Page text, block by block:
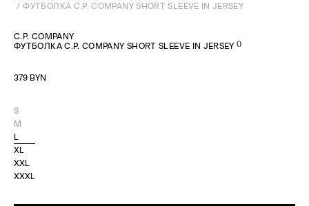
ФУТБОЛКА C.P. COMPANY SHORT SLEEVE IN JERSEY
C.P. COMPANY
ФУТБОЛКА C.P. COMPANY SHORT SLEEVE IN JERSEY()
379 BYN
S
M
XL
XXL
XXXL